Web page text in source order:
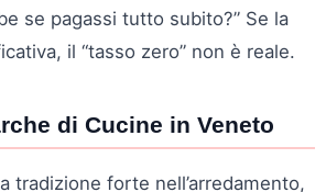
se pagassi tutto subito?” Se la
il “tasso zero” non è reale.
di Cucine in Veneto
tradizione forte nell’arredamento,